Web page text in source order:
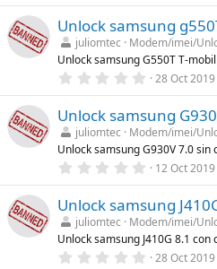
l
l
a
(
s
0
0
e
s
t
r
l
l
a
(
s
Unlock samsung
juliomtec
Modem/imei/
Unlock samsung G550T T-
0
0
0
e
s
t
r
l
l
a
(
s
28 Oct 2019
Unlock samsung
juliomtec
Modem/imei/
Unlock samsung G930V 7.0 sin
0
0
0
e
s
t
r
12 Oct 2019
Unlock samsung
juliomtec
Modem/imei/
Unlock samsung J410G 8.1 con
028 Oct 2019